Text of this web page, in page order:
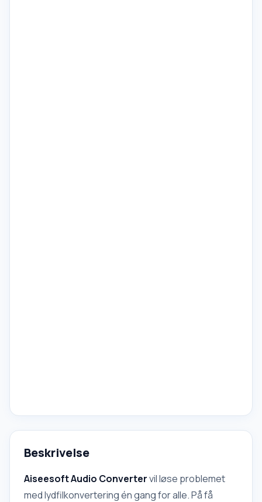
Beskrivelse
Aiseesoft Audio Convertervil løse problemet
med lydfilkonvertering én gang for alle. På få